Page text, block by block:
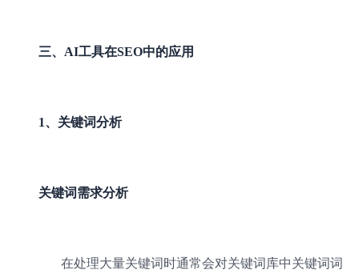
三、AI工具在SEO中的应用
1、关键词分析
关键词需求分析
在处理大量关键词时通常会对关键词库中关键词词